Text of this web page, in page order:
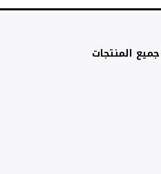
جميع المنتجات